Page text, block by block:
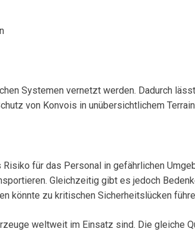
Systemen vernetzt werden. Dadurch
von Konvois in unübersichtlichem
für das Personal in gefährlichen
Gleichzeitig gibt es jedoch
könnte zu kritischen Sicherheitslücken
weltweit im Einsatz sind. Die gleiche